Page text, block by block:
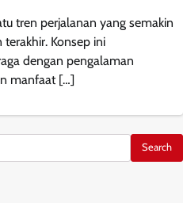
tren perjalanan yang semakin
Konsep ini
dengan pengalaman
manfaat […]